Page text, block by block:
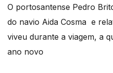
O portosantense Pedro
do navio Aida Cosma e
viveu durante a viagem, a
ano novo